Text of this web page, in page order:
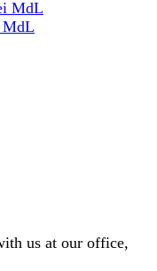
MdL
MdL
us at our office,